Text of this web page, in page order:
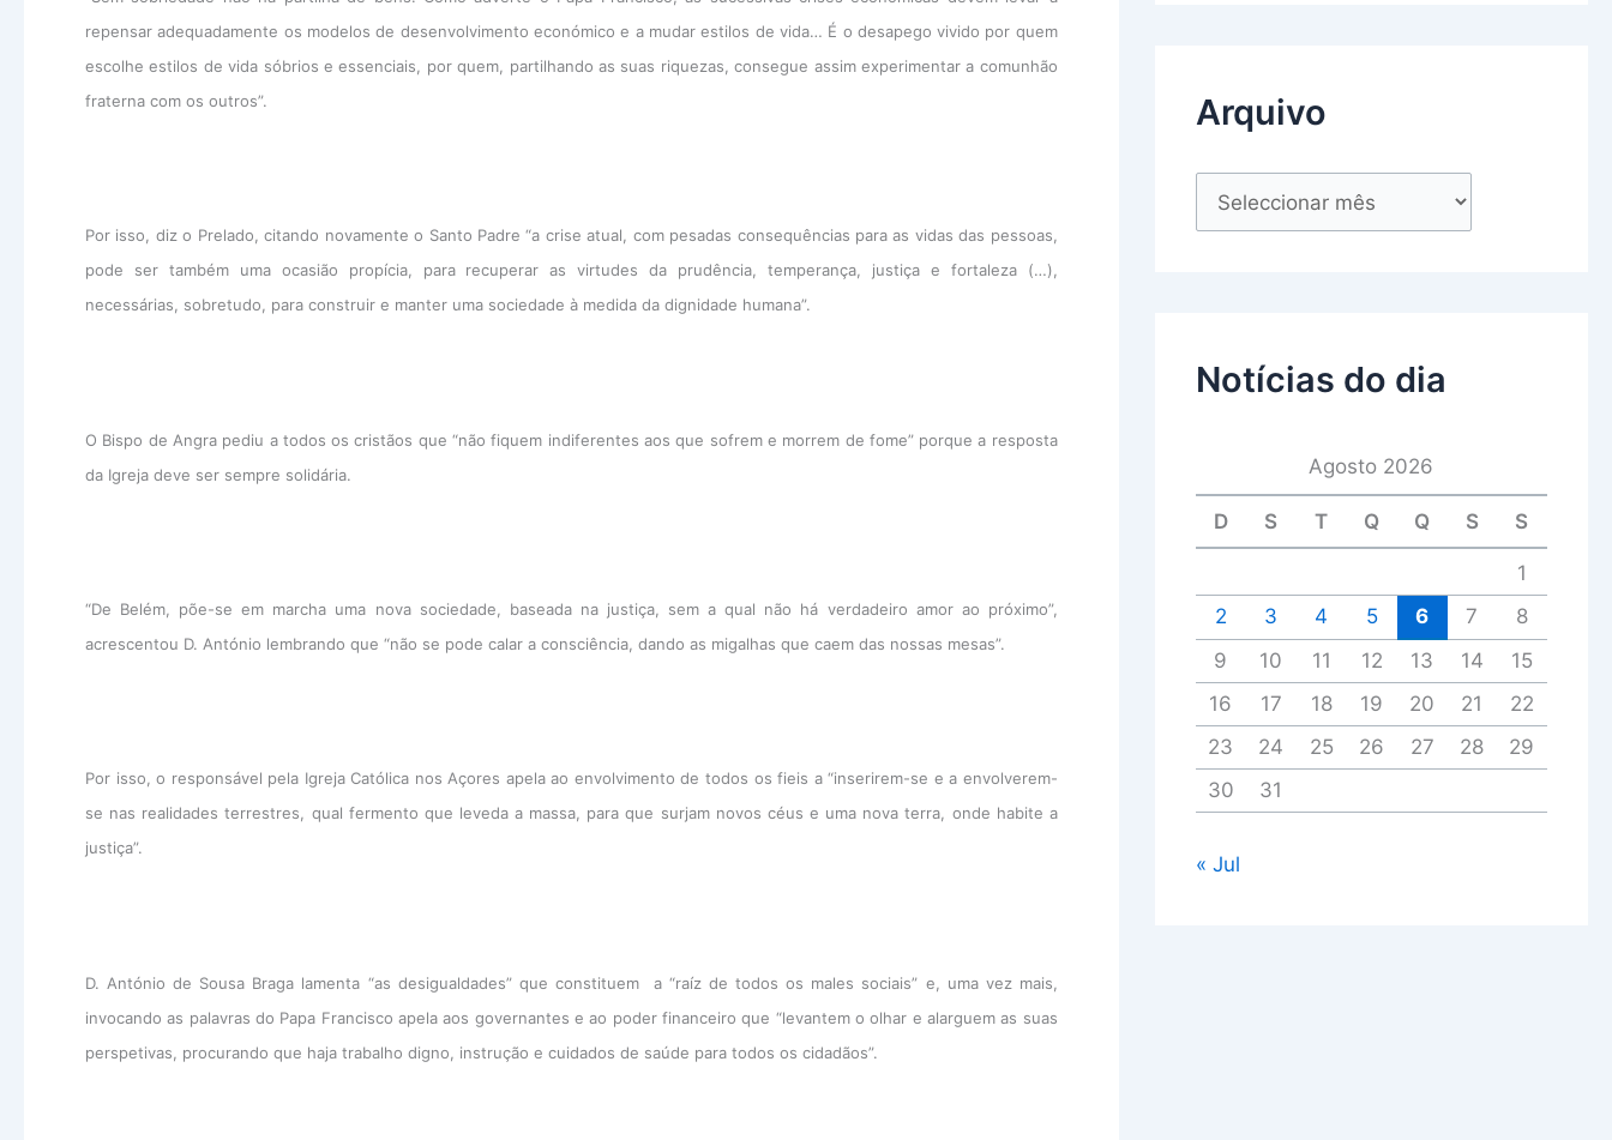
repensar adequadamente os modelos de desenvolvimento económico e a mudar estilos de vida… É o desapego vivido por quem
escolhe estilos de vida sóbrios e essenciais, por quem, partilhando as suas riquezas, consegue assim experimentar a comunhão
fraterna com os outros”.
Por isso, diz o Prelado, citando novamente o Santo Padre “a crise atual, com pesadas consequências para as vidas das pessoas,
pode ser também uma ocasião propícia, para recuperar as virtudes da prudência, temperança, justiça e fortaleza (…),
necessárias, sobretudo, para construir e manter uma sociedade à medida da dignidade humana”.
O Bispo de Angra pediu a todos os cristãos que “não fiquem indiferentes aos que sofrem e morrem de fome” porque a resposta
da Igreja deve ser sempre solidária.
“De Belém, põe-se em marcha uma nova sociedade, baseada na justiça, sem a qual não há verdadeiro amor ao próximo”,
acrescentou D. António lembrando que “não se pode calar a consciência, dando as migalhas que caem das nossas mesas”.
Por isso, o responsável pela Igreja Católica nos Açores apela ao envolvimento de todos os fieis a “inserirem-se e a envolverem-
se nas realidades terrestres, qual fermento que leveda a massa, para que surjam novos céus e uma nova terra, onde habite a
justiça”.
D. António de Sousa Braga lamenta “as desigualdades” que constituem a “raíz de todos os males sociais” e, uma vez mais,
invocando as palavras do Papa Francisco apela aos governantes e ao poder financeiro que “levantem o olhar e alarguem as suas
perspetivas, procurando que haja trabalho digno, instrução e cuidados de saúde para todos os cidadãos”.
Arquivo
Notícias do dia
Agosto 2026
D S T Q Q S S
1
2
3 4 5 6 7
8
9
10 11 12 13 14
15
16
17 18 19 20 21
22
23
24 25 26 27 28
29
30
31
« Jul